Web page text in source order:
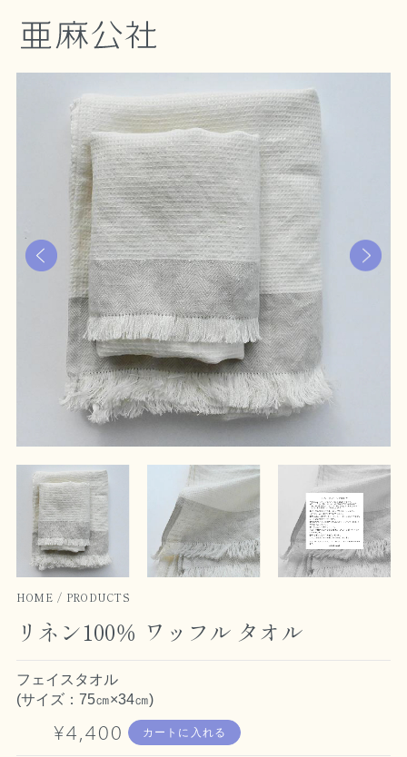
HOME PRODUCTS
リネン100％ ワッフル タオル
フェイスタオル
(サイズ：75㎝×34㎝)
¥4,400 カートに入れる